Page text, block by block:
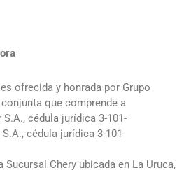
ofrecida y honrada por Grupo
que comprende a
cédula jurídica 3-101-
cédula jurídica 3-101-
Chery ubicada en La Uruca,